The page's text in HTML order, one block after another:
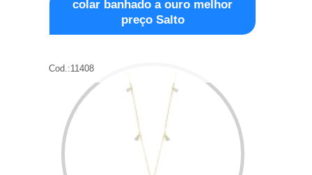
colar banhado a ouro melhor
preço Salto
Cod.:11408